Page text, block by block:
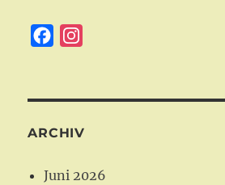
e
b
o
t
a
r
ARCHIV
Juni 2026